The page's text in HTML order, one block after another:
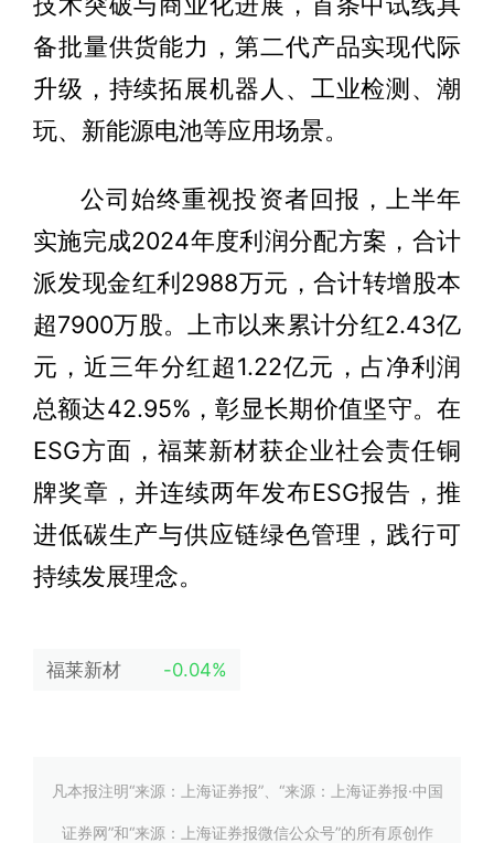
备批量供货能力，第二代产品实现代际
升级，持续拓展机器人、工业检测、潮
玩、新能源电池等应用场景。
公司始终重视投资者回报，上半年
实施完成2024年度利润分配方案，合计
派发现金红利2988万元，合计转增股本
超7900万股。上市以来累计分红2.43亿
元，近三年分红超1.22亿元，占净利润
总额达42.95%，彰显长期价值坚守。在
ESG方面，福莱新材获企业社会责任铜
牌奖章，并连续两年发布ESG报告，推
进低碳生产与供应链绿色管理，践行可
持续发展理念。
福莱新材 -0.04%
凡本报注明“来源：上海证券报”、“来源：上海证券报·中国
证券网”和“来源：上海证券报微信公众号”的所有原创作